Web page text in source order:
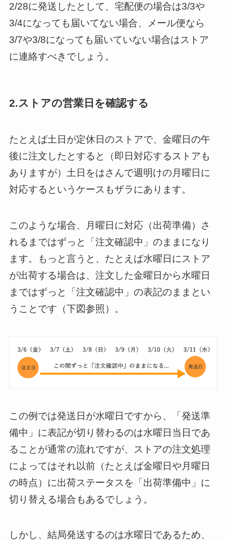
2/28に発送したとして、宅配便の場合は3/3や
3/4になっても届いてない場合、メール便なら
3/7や3/8になっても届いていない場合はストア
に連絡すべきでしょう。
2.ストアの営業日を確認する
たとえば土日が定休日のストアで、金曜日の午
後に注文したとすると（即日対応するストアも
ありますが）土日をはさんで週明けの月曜日に
対応するというケースもザラにあります。
このような場合、月曜日に対応（出荷準備）さ
れるまではずっと「注文確認中」のままになり
ます。もっと言うと、たとえば水曜日にストア
が出荷する場合は、注文した金曜日から水曜日
まではずっと「注文確認中」の表記のままとい
うことです（下図参照）。
この例では発送日が水曜日ですから、「発送準
備中」に表記が切り替わるのは水曜日当日であ
ることが通常の流れですが、ストアの注文処理
によってはそれ以前（たとえば金曜日や月曜日
の時点）に出荷ステータスを「出荷準備中」に
切り替える場合もあるでしょう。
しかし、結局発送するのは水曜日であるため、